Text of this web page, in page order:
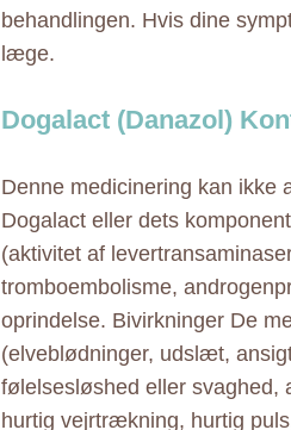
behandlingen. Hvis dine
læge.
Dogalact (Danazol)
Denne medicinering kan ikke
Dogalact eller dets
(aktivitet af
tromboembolisme,
oprindelse. Bivirkninger De
(elveblødninger, udslæt,
følelsesløshed eller
hurtig vejrtrækning, hurtig